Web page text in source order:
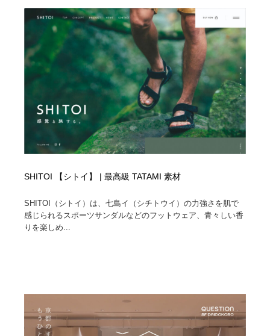
SHITOI 【シトイ】 | 最高級 TATAMI 素材
SHITOI（シトイ）は、七島イ（シチトウイ）の力強さを肌で
感じられるスポーツサンダルなどのフットウェア、青々しい香
りを楽しめ...